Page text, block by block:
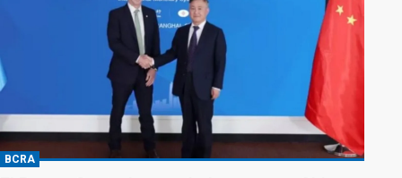
BCRA